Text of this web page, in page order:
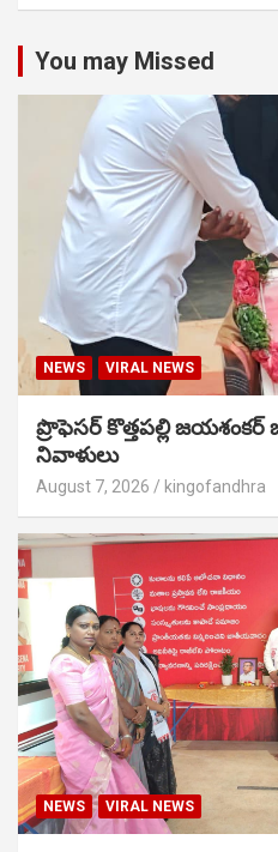
You may Missed
NEWS VIRAL NEWS
ప్రొఫెసర్ కొత్తపల్లి
నివాళులు
August 7, 2026 kingofandhra
NEWS VIRAL NEWS